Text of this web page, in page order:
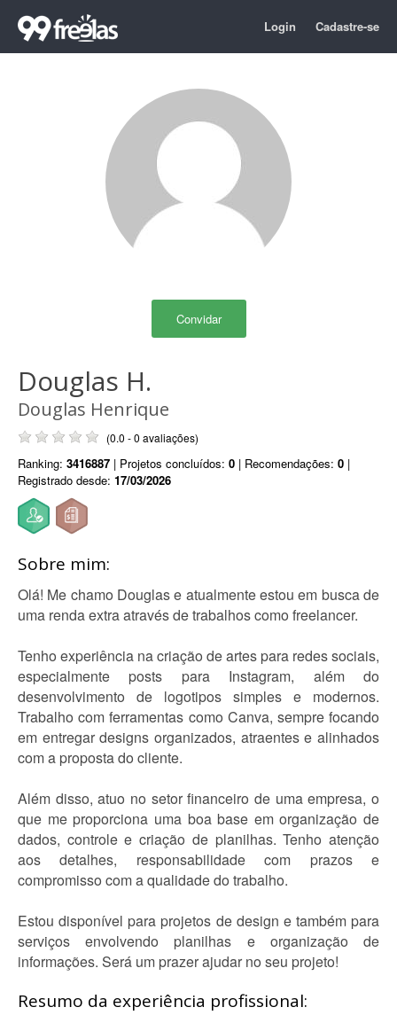
Login Cadastre-se
Convidar
Douglas H.
Douglas Henrique
(0.0 - 0 avaliações)
Ranking: 3416887 | Projetos concluídos: 0 | Recomendações: 0 |
Registrado desde: 17/03/2026
Sobre mim:
Olá! Me chamo Douglas e atualmente estou em busca de
uma renda extra através de trabalhos como freelancer.
Tenho experiência na criação de artes para redes sociais,
especialmente posts para Instagram, além do
desenvolvimento de logotipos simples e modernos.
Trabalho com ferramentas como Canva, sempre focando
em entregar designs organizados, atraentes e alinhados
com a proposta do cliente.
Além disso, atuo no setor financeiro de uma empresa, o
que me proporciona uma boa base em organização de
dados, controle e criação de planilhas. Tenho atenção
aos detalhes, responsabilidade com prazos e
compromisso com a qualidade do trabalho.
Estou disponível para projetos de design e também para
serviços envolvendo planilhas e organização de
informações. Será um prazer ajudar no seu projeto!
Resumo da experiência profissional: